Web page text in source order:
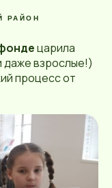
РАЙОН
царила
даже взрослые!)
процесс от